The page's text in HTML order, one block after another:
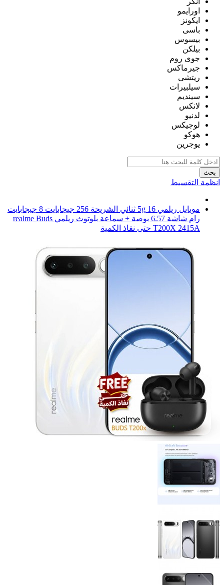
اورايمو
ايكونز
باسى
بيسوس
بيلكن
جوى روم
جيرماكس
ريتشى
سيلبيرات
سينديم
لانكس
لدنيو
لوجيكس
هوكو
يوجرين
بحث
انظمة التقسيط
موبايل ريلمي 16 5g ثنائي الشريحة 256 جيجابايت 8 جيجابايت
رام شاشة 6.57 بوصة + سماعة بلوتوث ريلمي realme Buds
T200X 2415A حتى نفاذ الكمية